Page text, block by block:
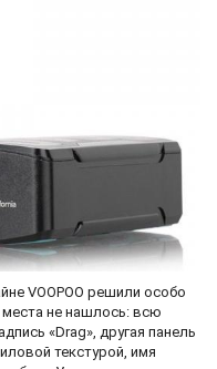
VOOPOO решили особо
места не нашлось: всю
«Drag», другая панель
текстурой, имя